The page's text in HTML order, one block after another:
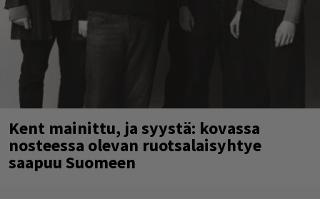
Kent mainittu, ja syystä: kovassa
nosteessa olevan ruotsalaisyhtye
saapuu Suomeen